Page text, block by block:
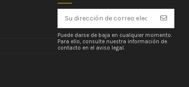
Puede darse de baja en cualquier momento.
Para ello, consulte nuestra información de
contacto en el aviso legal.